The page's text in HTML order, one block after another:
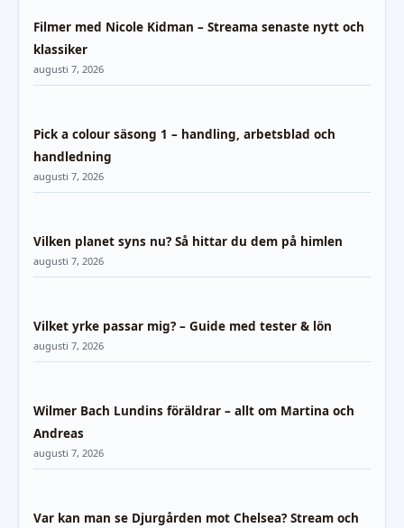
Filmer med Nicole Kidman – Streama senaste nytt och
klassiker
augusti 7, 2026
Pick a colour säsong 1 – handling, arbetsblad och
handledning
augusti 7, 2026
Vilken planet syns nu? Så hittar du dem på himlen
augusti 7, 2026
Vilket yrke passar mig? – Guide med tester & lön
augusti 7, 2026
Wilmer Bach Lundins föräldrar – allt om Martina och
Andreas
augusti 7, 2026
Var kan man se Djurgården mot Chelsea? Stream och